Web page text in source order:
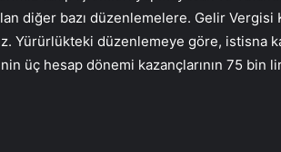
diğer bazı düzenlemelere. Gelir Vergisi
Yürürlükteki düzenlemeye göre, istisna
üç hesap dönemi kazançlarının 75 bin